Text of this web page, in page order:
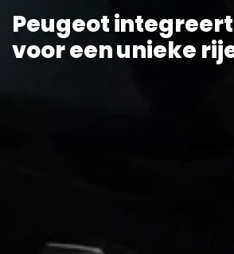
Peugeot integreert
voor een unieke